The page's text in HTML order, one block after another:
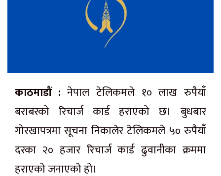
काठमाडौं :नेपाल टेलिकमले १० लाख रुपैयाँ
बराबरको रिचार्ज कार्ड हराएको छ। बुधबार
गोरखापत्रमा सूचना निकालेर टेलिकमले ५० रुपैयाँ
दरका २० हजार रिचार्ज कार्ड ढुवानीका क्रममा
हराएको जनाएको हो।